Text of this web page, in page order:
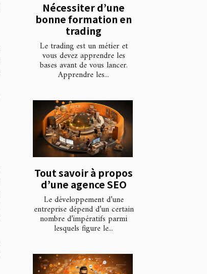
Nécessiter d’une
bonne formation en
trading
Le trading est un métier et
vous devez apprendre les
bases avant de vous lancer.
Apprendre les...
Tout savoir à propos
d’une agence SEO
Le développement d’une
entreprise dépend d’un certain
nombre d’impératifs parmi
lesquels figure le...